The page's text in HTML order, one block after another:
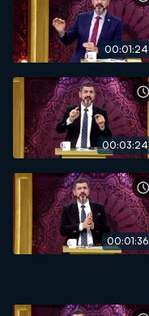
00:01:24
00:03:24
00:01:36